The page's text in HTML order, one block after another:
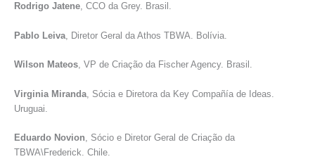
Rodrigo Jatene, CCO da Grey. Brasil.
Pablo Leiva , Diretor Geral da Athos TBWA. Bolívia.
Wilson Mateos, VP de Criação da Fischer Agency. Brasil.
Virginia Miranda , Sócia e Diretora da Key Compañía de Ideas.
Uruguai.
Eduardo Novion, Sócio e Diretor Geral de Criação da
TBWA\Frederick. Chile.